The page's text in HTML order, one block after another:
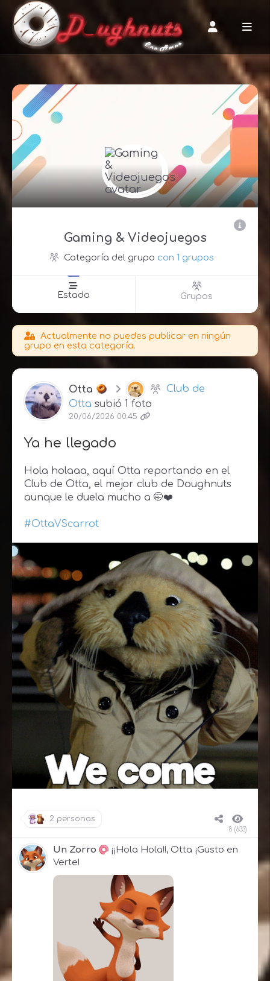
Gaming & Videojuegos
Categoría del grupo con 1 grupos
Estado Grupos
Actualmente no puedes publicar en ningún
grupo en esta categoría.
Otta
Club de
Otta subió 1 foto
20/06/2026 00:45
Ya he llegado
Hola holaaa, aquí Otta reportando en el
Club de Otta, el mejor club de Doughnuts
aunque le duela mucho a 🤭❤️
#OttaVScarrot
2 personas
8 (633)
Un Zorro
¡¡Hola Hola!!, Otta ¡Gusto en
Verte!